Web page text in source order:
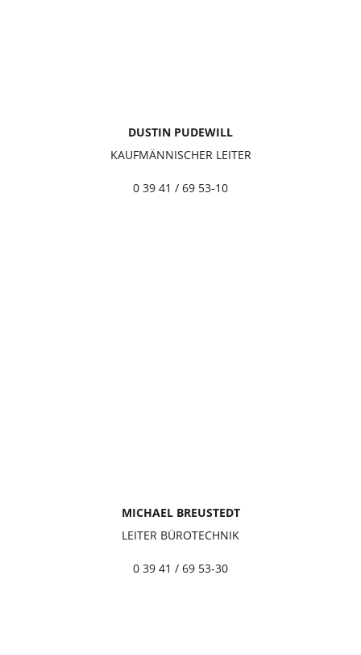
DUSTIN PUDEWILL
KAUFMÄNNISCHER LEITER
0 39 41 / 69 53-10
MICHAEL BREUSTEDT
LEITER BÜROTECHNIK
0 39 41 / 69 53-30